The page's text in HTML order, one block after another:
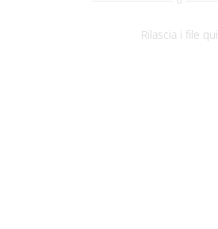
Rilascia i file qui